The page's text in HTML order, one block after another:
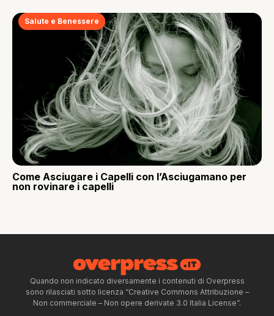
Salute e Benessere
Come Asciugare i Capelli con l’Asciugamano per
non rovinare i capelli
Quando non indicato diversamente i contenuti di Overpress
sono rilasciati sotto licenza “Creative Commons Attribuzione –
Non commerciale – Non opere derivate 3.0 Italia License”.